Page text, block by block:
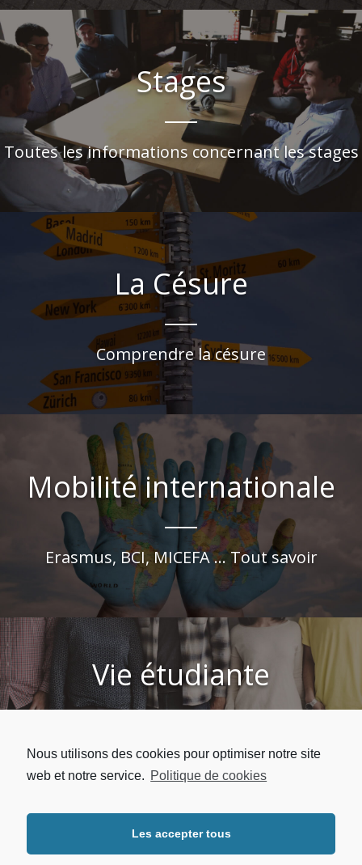
Nous utilisons des cookies pour optimiser notre site
web et notre service. Politique de cookies
Les accepter tous
Stages
Toutes les informations concernant les stages
La Césure
Comprendre la césure
Mobilité internationale
Erasmus, BCI, MICEFA ... Tout savoir
Vie étudiante
Logement, Sport, Culture ... Tous les services à
l'étudiant